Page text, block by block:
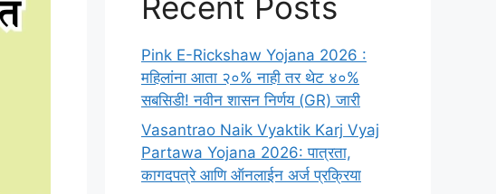
Pink E-Rickshaw Yojana 2026 :
महिलांना आता २०% नाही तर थेट ४०%
सबसिडी! नवीन शासन निर्णय (GR) जारी
Vasantrao Naik Vyaktik Karj Vyaj
Partawa Yojana 2026: पात्रता,
कागदपत्रे आणि ऑनलाईन अर्ज प्रक्रिया